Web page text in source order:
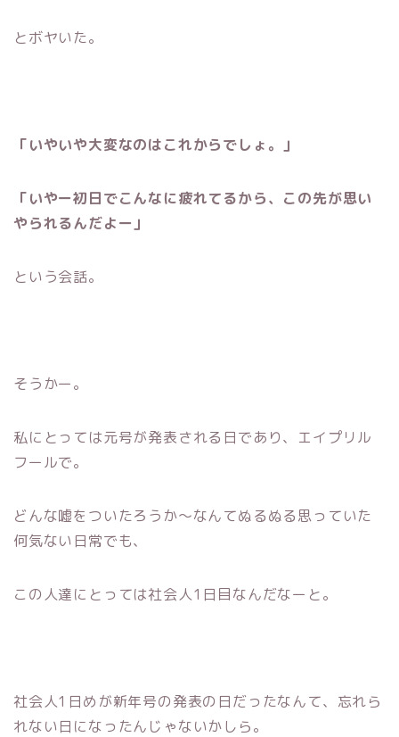
とボヤいた。
「いやいや大変なのはこれからでしょ。」
「いやー初日でこんなに疲れてるから、この先が思い
やられるんだよー」
という会話。
そうかー。
私にとっては元号が発表される日であり、エイプリル
フールで。
どんな嘘をついたろうか〜なんてぬるぬる思っていた
何気ない日常でも、
この人達にとっては社会人1日目なんだなーと。
社会人1日めが新年号の発表の日だったなんて、忘れら
れない日になったんじゃないかしら。